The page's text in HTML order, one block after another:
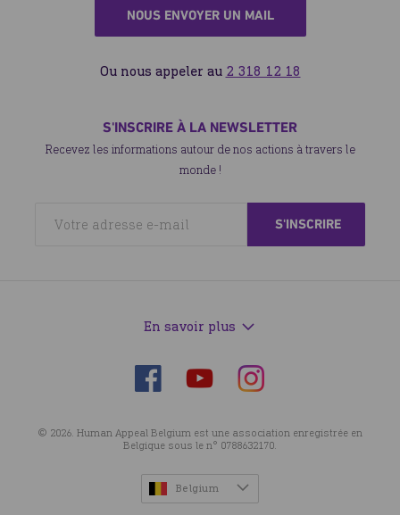
NOUS ENVOYER UN MAIL
Ou nous appeler au 2 318 12 18
S'INSCRIRE À LA NEWSLETTER
Recevez les informations autour de nos actions à travers le
monde !
En savoir plus
Suivez-
nous
Facebook
Suivez-
YouTube
Suivez-
nous
Instagram
© 2026. Human Appeal Belgium est une association enregistrée en
Belgique sous le n° 0788632170.
Belgium